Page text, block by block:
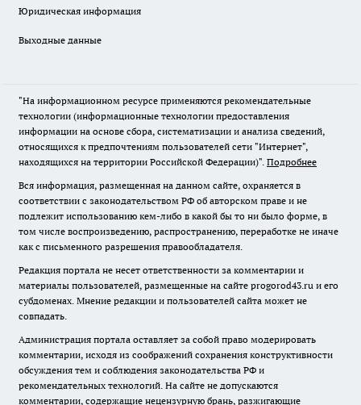
Юридическая информация
Выходные данные
"На информационном ресурсе применяются рекомендательные
технологии (информационные технологии предоставления
информации на основе сбора, систематизации и анализа сведений,
относящихся к предпочтениям пользователей сети "Интернет",
находящихся на территории Российской Федерации)". Подробнее
Вся информация, размещенная на данном сайте, охраняется в
соответствии с законодательством РФ об авторском праве и не
подлежит использованию кем-либо в какой бы то ни было форме, в
том числе воспроизведению, распространению, переработке не иначе
как с письменного разрешения правообладателя.
Редакция портала не несет ответственности за комментарии и
материалы пользователей, размещенные на сайте progorod43.ru и его
субдоменах. Мнение редакции и пользователей сайта может не
совпадать.
Администрация портала оставляет за собой право модерировать
комментарии, исходя из соображений сохранения конструктивности
обсуждения тем и соблюдения законодательства РФ и
рекомендательных технологий. На сайте не допускаются
комментарии, содержащие нецензурную брань, разжигающие